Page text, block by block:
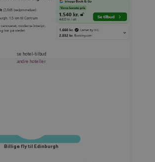
se hotel-tilbud
andre hoteller
Billige fly til Edinburgh